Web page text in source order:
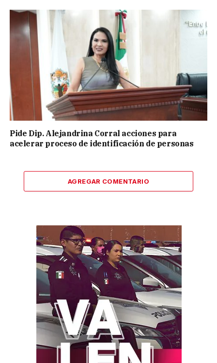
Pide Dip. Alejandrina Corral acciones para
acelerar proceso de identificación de personas
AGREGAR COMENTARIO